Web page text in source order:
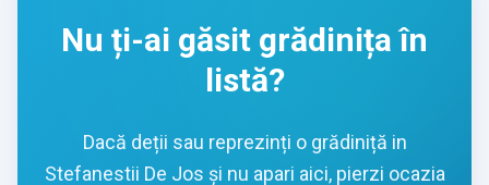
Nu ți-ai găsit grădinița în
listă?
Dacă deții sau reprezinți o grădiniță in
Stefanestii De Jos și nu apari aici, pierzi ocazia